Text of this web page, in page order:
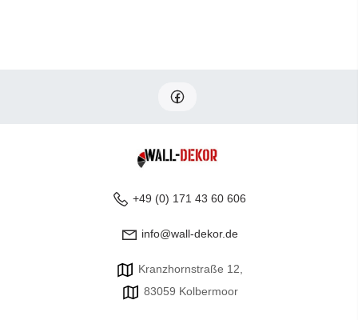
+49 (0) 171 43 60 606
info@wall-dekor.de
Kranzhornstraße 12,
83059 Kolbermoor